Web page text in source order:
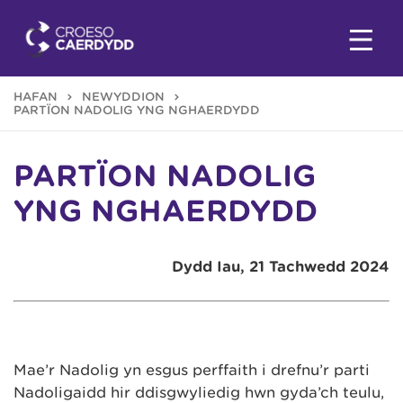
HAFAN
NEWYDDION
PARTÏON NADOLIG YNG NGHAERDYDD
PARTÏON NADOLIG
YNG NGHAERDYDD
Dydd Iau, 21 Tachwedd 2024
Mae’r Nadolig yn esgus perffaith i drefnu’r parti
Nadoligaidd hir ddisgwyliedig hwn gyda’ch teulu,